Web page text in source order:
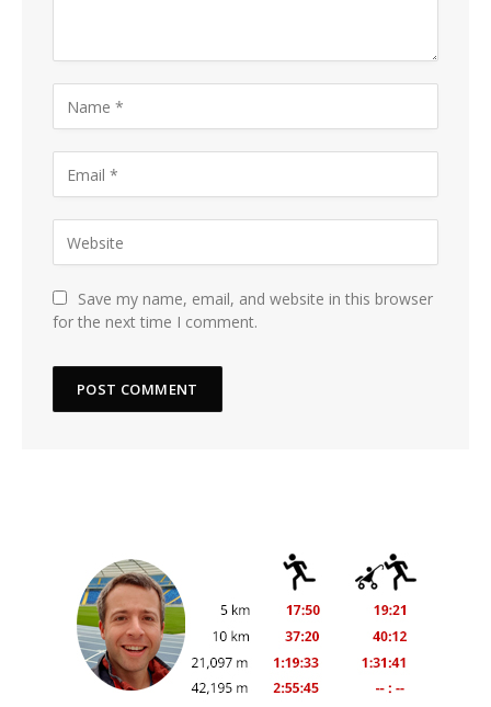
Save my name, email, and website in this browser
for the next time I comment.